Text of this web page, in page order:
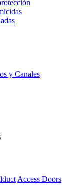
y Canales
Access Doors